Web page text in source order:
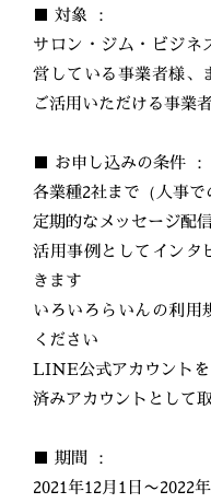
■ 対象 ：
サロン・ジム・ビジネ
営している事業者様、
ご活用いただける事業
■ お申し込みの条件 ：
各業種2社まで（人事で
定期的なメッセージ配
活用事例としてインタ
きます
いろいろらいんの利用
ください
LINE公式アカウント
済みアカウントとして
■ 期間 ：
2021年12月1日〜2022